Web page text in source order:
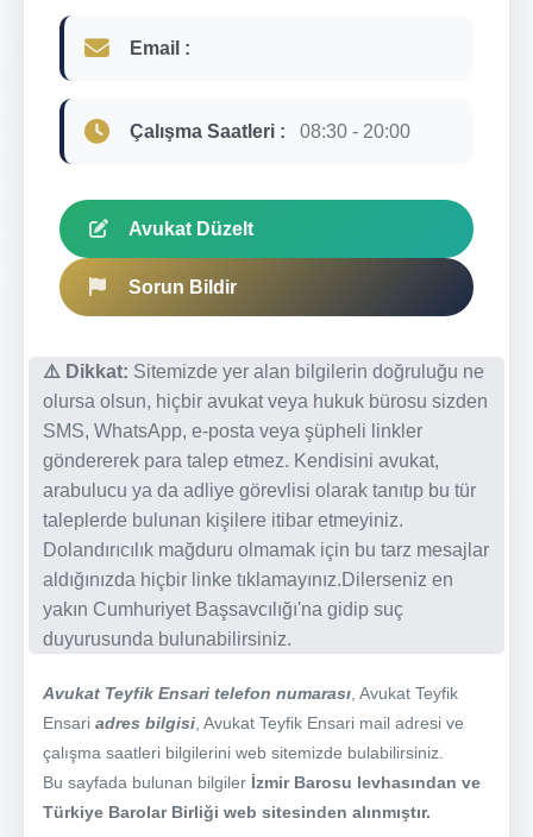
Email :
Çalışma Saatleri : 08:30 - 20:00
Avukat Düzelt
Sorun Bildir
⚠️ Dikkat: Sitemizde yer alan bilgilerin doğruluğu ne
olursa olsun, hiçbir avukat veya hukuk bürosu sizden
SMS, WhatsApp, e-posta veya şüpheli linkler
göndererek para talep etmez. Kendisini avukat,
arabulucu ya da adliye görevlisi olarak tanıtıp bu tür
taleplerde bulunan kişilere itibar etmeyiniz.
Dolandırıcılık mağduru olmamak için bu tarz mesajlar
aldığınızda hiçbir linke tıklamayınız.Dilerseniz en
yakın Cumhuriyet Başsavcılığı'na gidip suç
duyurusunda bulunabilirsiniz.
Avukat Teyfik Ensari telefon numarası , Avukat Teyfik
Ensari adres bilgisi , Avukat Teyfik Ensari mail adresi ve
çalışma saatleri bilgilerini web sitemizde bulabilirsiniz.
Bu sayfada bulunan bilgiler İzmir Barosu levhasından ve
Türkiye Barolar Birliği web sitesinden alınmıştır.